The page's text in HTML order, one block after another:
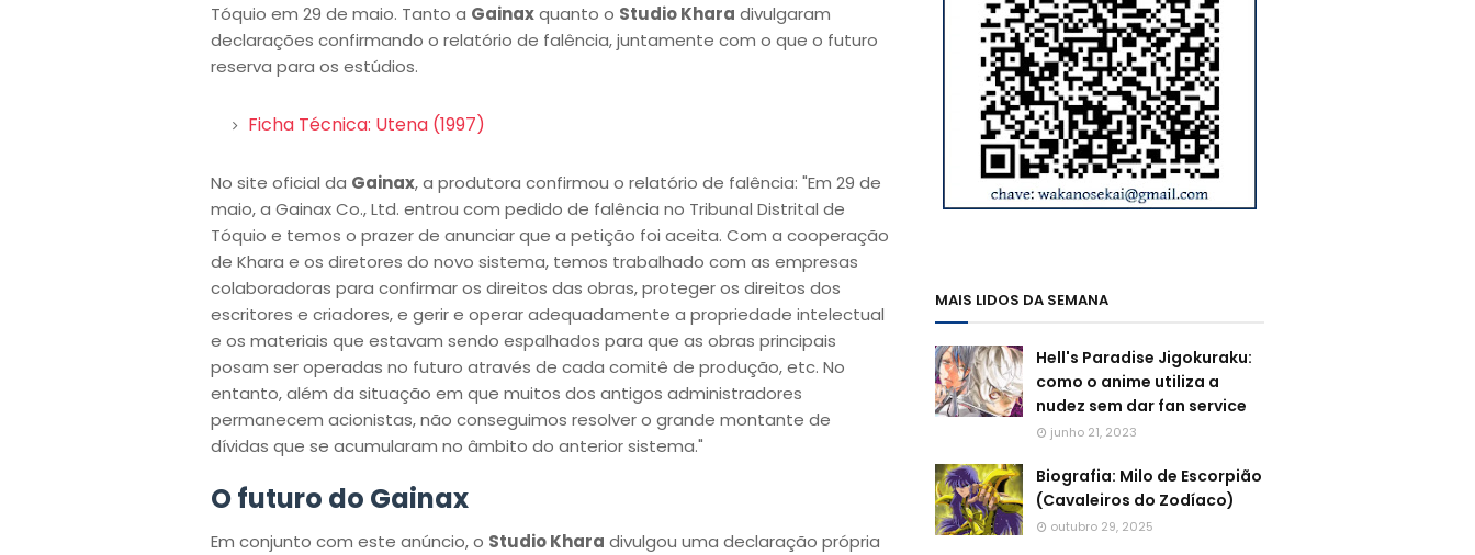
Tóquio em 29 de maio. Tanto a Gainaxquanto o Studio Khara divulgaram
declarações confirmando o relatório de falência, juntamente com o que o futuro
reserva para os estúdios.
Ficha Técnica: Utena (1997)
No site oficial da Gainax, a produtora confirmou o relatório de falência: "Em 29 de
maio, a Gainax Co., Ltd. entrou com pedido de falência no Tribunal Distrital de
Tóquio e temos o prazer de anunciar que a petição foi aceita. Com a cooperação
de Khara e os diretores do novo sistema, temos trabalhado com as empresas
colaboradoras para confirmar os direitos das obras, proteger os direitos dos
escritores e criadores, e gerir e operar adequadamente a propriedade intelectual
e os materiais que estavam sendo espalhados para que as obras principais
posam ser operadas no futuro através de cada comitê de produção, etc. No
entanto, além da situação em que muitos dos antigos administradores
permanecem acionistas, não conseguimos resolver o grande montante de
dívidas que se acumularam no âmbito do anterior sistema."
O futuro do Gainax
Em conjunto com este anúncio, o Studio Khara divulgou uma declaração própria
MAIS LIDOS DA SEMANA
Hell's Paradise Jigokuraku:
como o anime utiliza a
nudez sem dar fan service
junho 21, 2023
Biografia: Milo de Escorpião
(Cavaleiros do Zodíaco)
outubro 29, 2025